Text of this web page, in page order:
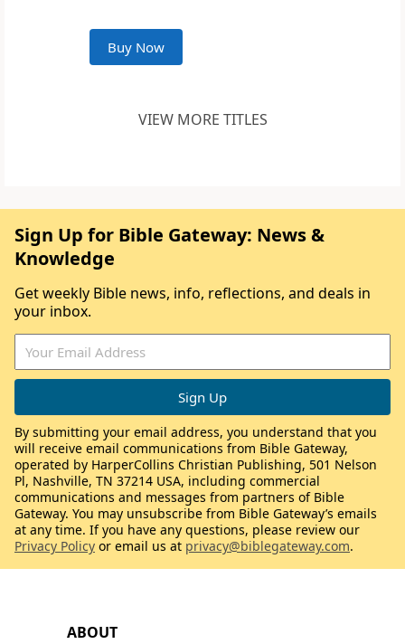
Buy Now
VIEW MORE TITLES
ABOUT
Sign Up for Bible Gateway: News &
Knowledge
Get weekly Bible news, info, reflections, and deals in
your inbox.
By submitting your email address, you understand that you
will receive email communications from Bible Gateway,
operated by HarperCollins Christian Publishing, 501 Nelson
Pl, Nashville, TN 37214 USA, including commercial
communications and messages from partners of Bible
Gateway. You may unsubscribe from Bible Gateway’s emails
at any time. If you have any questions, please review our
Privacy Policy or email us at privacy@biblegateway.com.